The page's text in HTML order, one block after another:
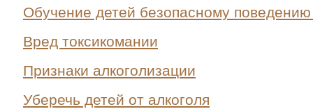
Обучение детей безопасному
Вред токсикомании
Признаки алкоголизации
Уберечь детей от алкоголя